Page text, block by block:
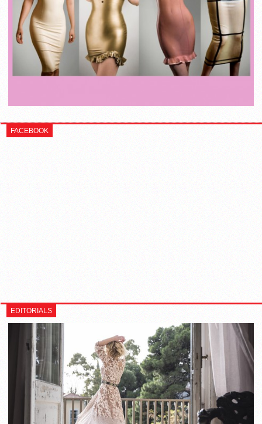
FACEBOOK
EDITORIALS